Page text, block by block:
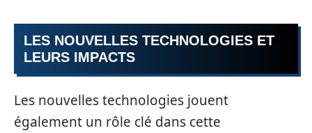
LES NOUVELLES TECHNOLOGIES ET
LEURS IMPACTS
Les nouvelles technologies jouent
également un rôle clé dans cette